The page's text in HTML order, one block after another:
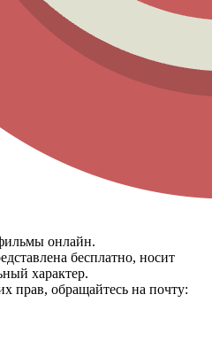
онлайн.
бесплатно, носит
характер.
прав, обращайтесь на почту: